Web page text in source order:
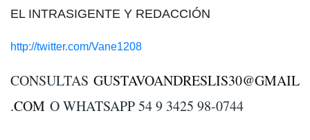
EL INTRASIGENTE Y REDACCIÓN
http://twitter.com/Vane1208
CONSULTAS GUSTAVOANDRESLIS30@GMAIL
.COM O WHATSAPP 54 9 3425 98-0744